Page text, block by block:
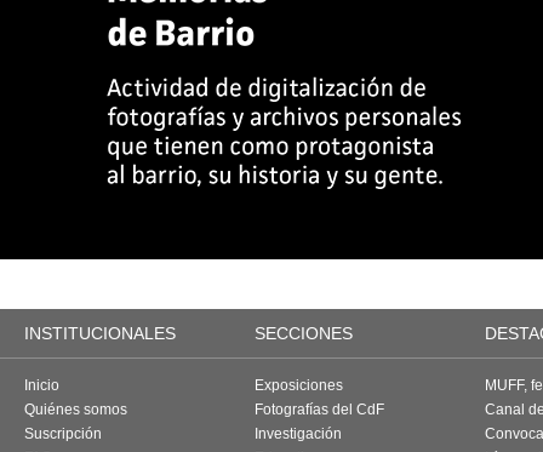
INSTITUCIONALES SECCIONES
Inicio
Quiénes somos
Suscripción
Exposiciones
Fotografías del CdF
Investigación
MUFF,
Canal